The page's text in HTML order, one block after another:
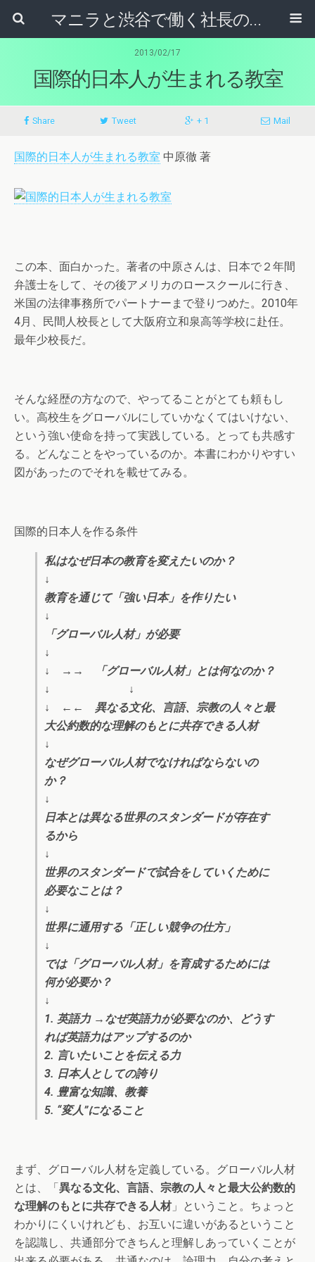
マニラと渋谷で働く社長のブログ
2013/02/17
国際的日本人が生まれる教室
Share Tweet + 1 Mail
国際的日本人が生まれる教室 中原徹 著
この本、面白かった。著者の中原さんは、日本で２年間
弁護士をして、その後アメリカのロースクールに行き、
米国の法律事務所でパートナーまで登りつめた。2010年
4月、民間人校長として大阪府立和泉高等学校に赴任。
最年少校長だ。
そんな経歴の方なので、やってることがとても頼もし
い。高校生をグローバルにしていかなくてはいけない、
という強い使命を持って実践している。とっても共感す
る。どんなことをやっているのか。本書にわかりやすい
図があったのでそれを載せてみる。
国際的日本人を作る条件
私はなぜ日本の教育を変えたいのか？
↓
教育を通じて「強い日本」を作りたい
↓
「グローバル人材」が必要
↓
↓ →→ 「グローバル人材」とは何なのか？
↓ ↓
↓ ←← 異なる文化、言語、宗教の人々と最
大公約数的な理解のもとに共存できる人材
↓
なぜグローバル人材でなければならないの
か？
↓
日本とは異なる世界のスタンダードが存在す
るから
↓
世界のスタンダードで試合をしていくために
必要なことは？
↓
世界に通用する「正しい競争の仕方」
↓
では「グローバル人材」を育成するためには
何が必要か？
↓
1. 英語力 →なぜ英語力が必要なのか、どうす
れば英語力はアップするのか
2. 言いたいことを伝える力
3. 日本人としての誇り
4. 豊富な知識、教養
5. “変人”になること
まず、グローバル人材を定義している。グローバル人材
とは、「異なる文化、言語、宗教の人々と最大公約数的
な理解のもとに共存できる人材」ということ。ちょっと
わかりにくいけれども、お互いに違いがあるということ
を認識し、共通部分できちんと理解しあっていくことが